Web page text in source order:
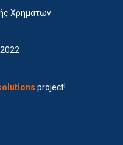
Χρημάτων
project!